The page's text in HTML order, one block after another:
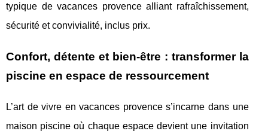
typique de vacances provence alliant rafraîchissement,
sécurité et convivialité, inclus prix.
Confort, détente et bien-être : transformer la
piscine en espace de ressourcement
L’art de vivre en vacances provence s’incarne dans une
maison piscine où chaque espace devient une invitation